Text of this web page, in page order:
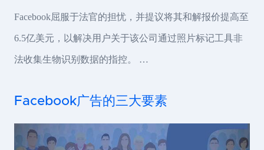
Facebook屈服于法官的担忧，并提议将其和解报价提高至
6.5亿美元，以解决用户关于该公司通过照片标记工具非
法收集生物识别数据的指控。 …
Facebook广告的三大要素